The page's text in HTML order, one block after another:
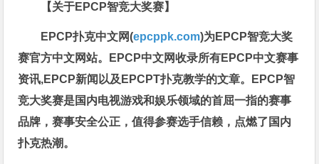
【关于EPCP智竞大奖赛】
EPCP扑克中文网(epcppk.com)为EPCP智竞大奖
赛官方中文网站。EPCP中文网收录所有EPCP中文赛事
资讯,EPCP新闻以及EPCPT扑克教学的文章。EPCP智
竞大奖赛是国内电视游戏和娱乐领域的首屈一指的赛事
品牌，赛事安全公正，值得参赛选手信赖，点燃了国内
扑克热潮。